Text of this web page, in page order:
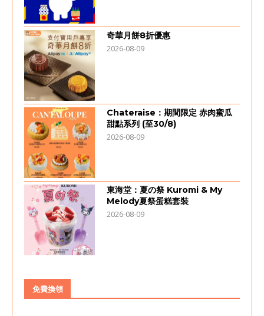
奇華月餅8折優惠
2026-08-09
Chateraise：期間限定 赤肉蜜瓜
甜點系列 (至30/8)
2026-08-09
東海堂：夏の祭 Kuromi & My
Melody夏祭蛋糕套裝
2026-08-09
免費換領